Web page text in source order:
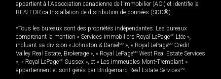
appartient à l'Association canadienne de l’immobilier (ACI) et identifie le
REALTOR.ca Installation de distribution de données (SDD®).
*Tous les bureaux sont des propriétés indépendantes. Les bureaux
comprenant la mention « Services immobiliers Royal LePageMD Ltée »,
incluant sa division « Johnston & Daniel MD », « Royal LePageMD Credit
Valley Real Estate, Brokerage », « Royal LePageMD West Real Estate Services
», « Royal LePageMD Sussex », et « Les immeubles Mont-Tremblant »
appartiennent et sont gérés par Bridgemarq Real Estate ServicesMD.